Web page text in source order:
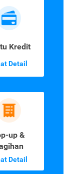
Kredit
Detail
up &
Detail